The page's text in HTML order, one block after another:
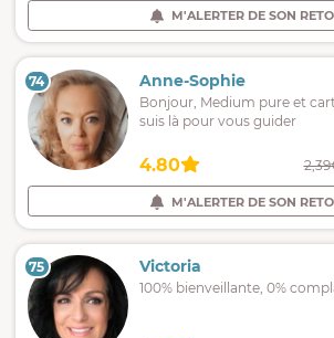
M'ALERTER DE SON
74 Anne-Sophie
Bonjour, Medium pure et
suis là pour vous guider
4.80
M'ALERTER DE SON
75 Victoria
100% bienveillante, 0%